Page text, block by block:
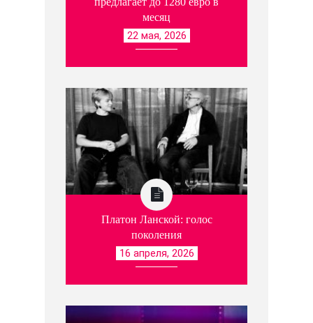
месяц
22 мая, 2026
Платон Ланской: голос
поколения
16 апреля, 2026